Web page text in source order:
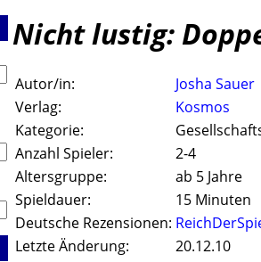
Nicht lustig:
Autor/in:
Josha Sauer
Verlag:
Kosmos
Kategorie:
Anzahl Spieler:
2-4
Altersgruppe:
ab 5 Jahre
Spieldauer:
15 Minuten
Deutsche Rezensionen:
Letzte Änderung:
20.12.10